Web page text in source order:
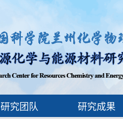
研究团队 研究成果